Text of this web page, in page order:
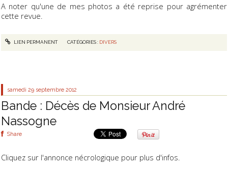
A noter qu'une de mes photos a été reprise pour agrémenter
cette revue.
LIEN PERMANENT CATÉGORIES : DIVERS
samedi 29 septembre 2012
Bande : Décès de Monsieur André
Nassogne
Share
Cliquez sur l'annonce nécrologique pour plus d'infos.